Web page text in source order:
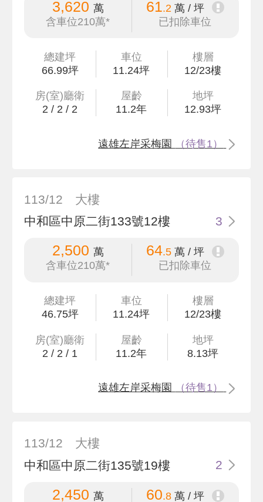
3,620 萬
含車位210萬*
61.2 萬 / 坪
已扣除車位
總建坪
66.99坪
車位
11.24坪
樓層
12/23樓
房(室)廳衛
2 / 2 / 2
屋齡
11.2年
地坪
12.93坪
遠雄左岸采梅園 （待售1）
113/12
大樓
中和區中原二街133號12樓
3
2,500 萬
含車位210萬*
64.5萬 / 坪
已扣除車位
總建坪
46.75坪
車位
11.24坪
樓層
12/23樓
房(室)廳衛
2 / 2 / 1
屋齡
11.2年
地坪
8.13坪
遠雄左岸采梅園 （待售1）
113/12
大樓
中和區中原二街135號19樓
2
2,450 萬
60.8萬 / 坪